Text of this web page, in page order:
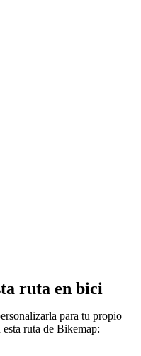
ruta en bici
para tu propio
ruta de Bikemap: